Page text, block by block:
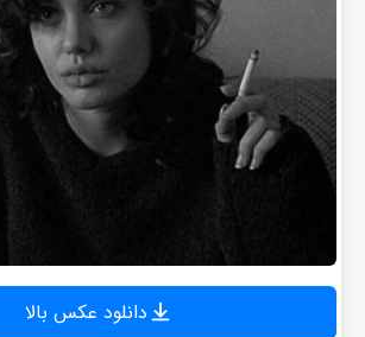
دانلود عکس بالا